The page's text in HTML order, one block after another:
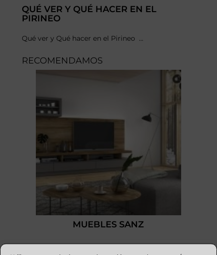
QUÉ VER Y QUÉ HACER EN EL
PIRINEO
Qué ver y Qué hacer en el Pirineo ...
RECOMENDAMOS
MUEBLES SANZ